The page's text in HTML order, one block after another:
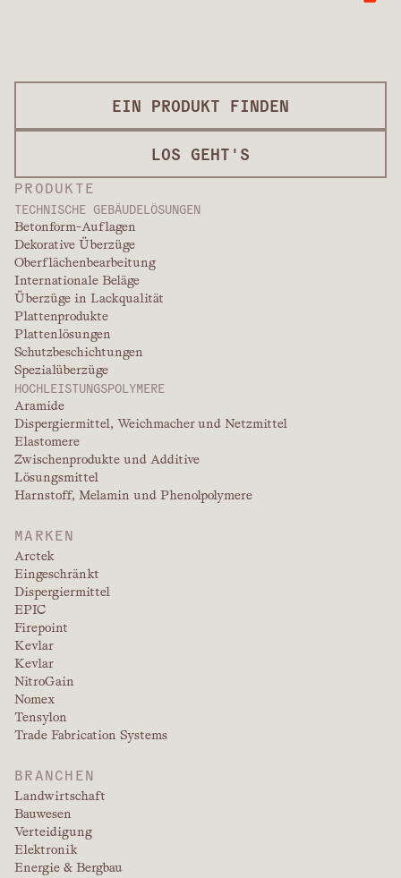
PRODUKTE
TECHNISCHE GEBÄUDELÖSUNGEN
Betonform-Auflagen
Dekorative Überzüge
Oberflächenbearbeitung
Internationale Beläge
Überzüge in Lackqualität
Plattenprodukte
Plattenlösungen
Schutzbeschichtungen
Spezialüberzüge
HOCHLEISTUNGSPOLYMERE
Aramide
Dispergiermittel, Weichmacher und Netzmittel
Elastomere
Zwischenprodukte und Additive
Lösungsmittel
Harnstoff, Melamin und Phenolpolymere
MARKEN
Arctek
Eingeschränkt
Dispergiermittel
EPIC
Firepoint
Kevlar
Kevlar
NitroGain
Nomex
Tensylon
Trade Fabrication Systems
BRANCHEN
Landwirtschaft
Bauwesen
Verteidigung
Elektronik
Energie & Bergbau
EIN PRODUKT FINDEN
LOS GEHT'S